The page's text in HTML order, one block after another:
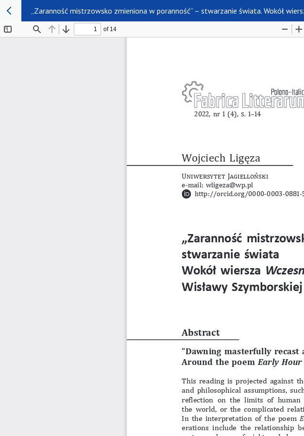
„Zaranność mistrzowsko zmieniona w poranność” – stwarzanie świata. Wokół